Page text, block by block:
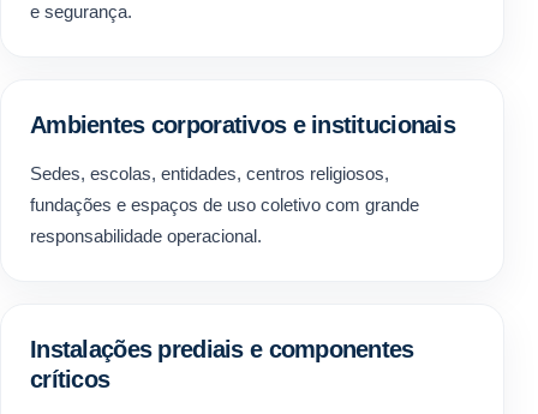
e segurança.
Ambientes corporativos e institucionais
Sedes, escolas, entidades, centros religiosos,
fundações e espaços de uso coletivo com grande
responsabilidade operacional.
Instalações prediais e componentes
críticos